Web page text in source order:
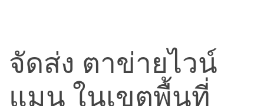
จัดส่ง ตาข่ายไวน์
แมน ในเขตพื้นที่